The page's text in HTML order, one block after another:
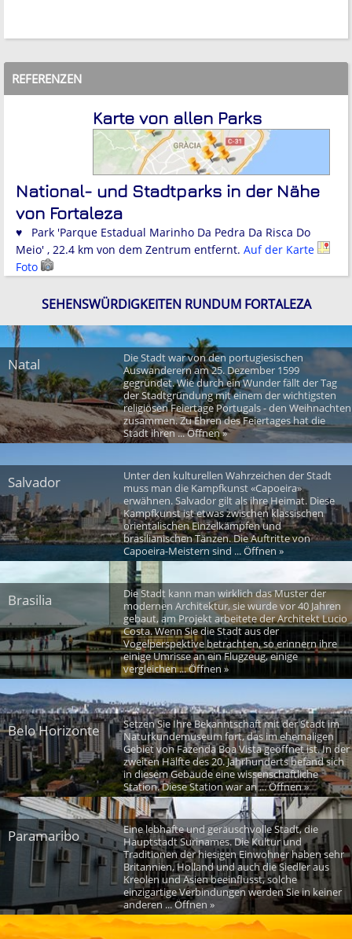
REFERENZEN
Karte von allen Parks
National- und Stadtparks in der Nähe
von Fortaleza
♥ Park 'Parque Estadual Marinho Da Pedra Da Risca Do
Meio' , 22.4 km von dem Zentrum entfernt. Auf der Karte
Foto
SEHENSWÜRDIGKEITEN RUNDUM FORTALEZA
Natal
Die Stadt war von den portugiesischen
Auswanderern am 25. Dezember 1599
gegründet. Wie durch ein Wunder fällt der Tag
der Stadtgründung mit einem der wichtigsten
religiösen Feiertage Portugals - den Weihnachten
zusammen. Zu Ehren des Feiertages hat die
Stadt ihren ... Öffnen »
Salvador
Unter den kulturellen Wahrzeichen der Stadt
muss man die Kampfkunst «Capoeira»
erwähnen. Salvador gilt als ihre Heimat. Diese
Kampfkunst ist etwas zwischen klassischen
orientalischen Einzelkämpfen und
brasilianischen Tänzen. Die Auftritte von
Capoeira-Meistern sind ... Öffnen »
Brasilia
Die Stadt kann man wirklich das Muster der
modernen Architektur, sie wurde vor 40 Jahren
gebaut, am Projekt arbeitete der Architekt Lucio
Costa. Wenn Sie die Stadt aus der
Vogelperspektive betrachten, so erinnern ihre
einige Umrisse an ein Flugzeug, einige
vergleichen ... Öffnen »
Belo Horizonte
Setzen Sie Ihre Bekanntschaft mit der Stadt im
Naturkundemuseum fort, das im ehemaligen
Gebiet von Fazenda Boa Vista geöffnet ist. In der
zweiten Hälfte des 20. Jahrhunderts befand sich
in diesem Gebäude eine wissenschaftliche
Station. Diese Station war an ... Öffnen »
Paramaribo
Eine lebhafte und geräuschvolle Stadt, die
Hauptstadt Surinames. Die Kultur und
Traditionen der hiesigen Einwohner haben sehr
Britannien, Holland und auch die Siedler aus
Kreolen und Asien beeinflusst, solche
einzigartige Verbindungen werden Sie in keiner
anderen ... Öffnen »